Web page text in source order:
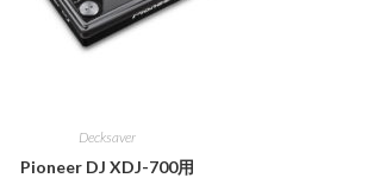
Decksaver
Pioneer DJ XDJ-700用